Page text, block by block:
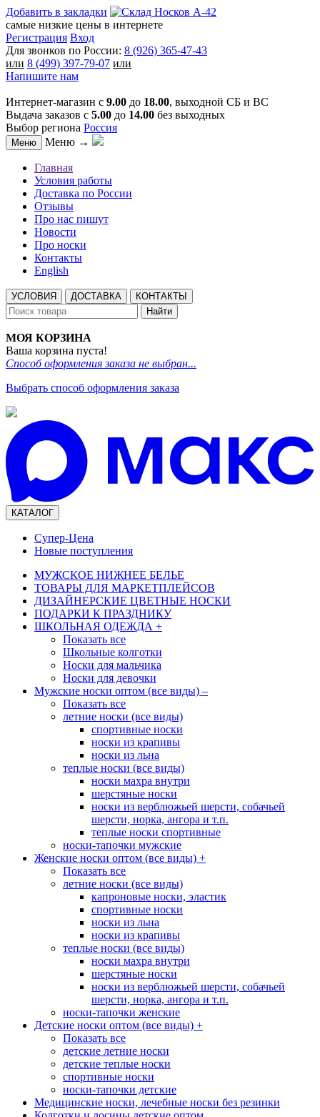
Добавить в закладки
самые низкие цены в интернете
Регистрация Вход
Для звонков по России: 8 (926) 365-47-43
или 8 (499) 397-79-07 или
Напишите нам
Интернет-магазин с 9.00 до 18.00, выходной СБ и ВС
Выдача заказов с 5.00 до 14.00 без выходных
Выбор региона Россия
Меню Меню →
Главная
Условия работы
Доставка по России
Отзывы
Про нас пишут
Новости
Про носки
Контакты
English
УСЛОВИЯ ДОСТАВКА
КОНТАКТЫ
Найти
МОЯ КОРЗИНА
Ваша корзина пуста!
Способ оформления заказа не выбран...
Выбрать способ оформления заказа
КАТАЛОГ
Супер-Цена
Новые поступления
МУЖСКОЕ НИЖНЕЕ БЕЛЬЕ
ТОВАРЫ ДЛЯ МАРКЕТПЛЕЙСОВ
ДИЗАЙНЕРСКИЕ ЦВЕТНЫЕ НОСКИ
ПОДАРКИ К ПРАЗДНИКУ
ШКОЛЬНАЯ ОДЕЖДА +
Показать все
Школьные колготки
Носки для мальчика
Носки для девочки
Мужские носки оптом (все виды) –
Показать все
летние носки (все виды)
спортивные носки
носки из крапивы
носки из льна
теплые носки (все виды)
носки махра внутри
шерстяные носки
носки из верблюжьей шерсти, собачьей
шерсти, норка, ангора и т.п.
теплые носки спортивные
носки-тапочки мужские
Женские носки оптом (все виды) +
Показать все
летние носки (все виды)
капроновые носки, эластик
спортивные носки
носки из льна
носки из крапивы
теплые носки (все виды)
носки махра внутри
шерстяные носки
носки из верблюжьей шерсти, собачьей
шерсти, норка, ангора и т.п.
носки-тапочки женские
Детские носки оптом (все виды) +
Показать все
детские летние носки
детские теплые носки
спортивные носки
носки-тапочки детские
Медицинские носки, лечебные носки без резинки